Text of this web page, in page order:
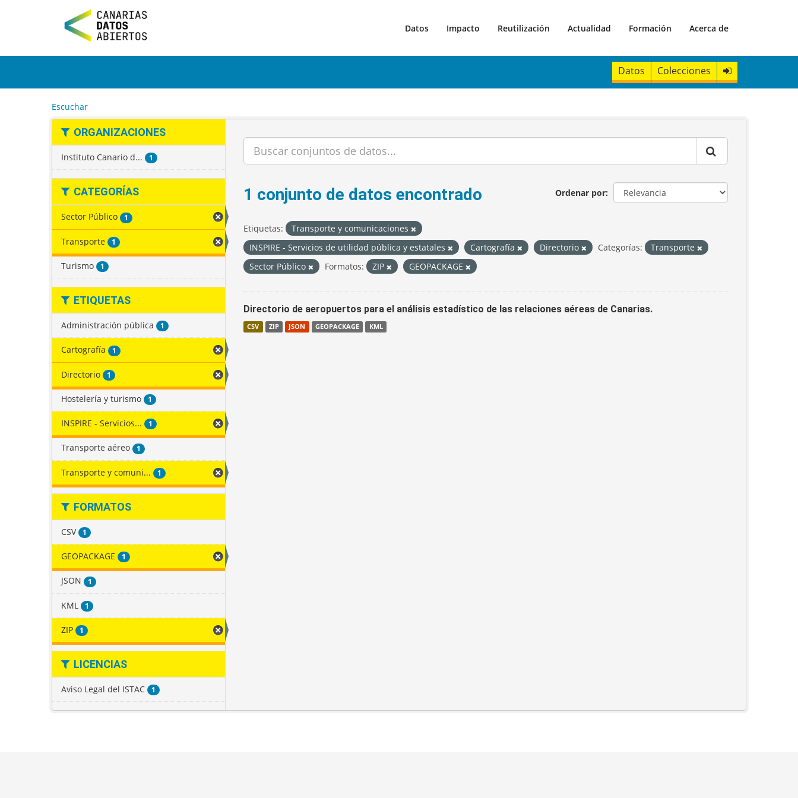
t
Datos Impacto Reutilización Actualidad Formación Acerca de
Datos Colecciones
Escuchar
ORGANIZACIONES
Instituto Canario d... 1
CATEGORÍAS
Sector Público 1
Transporte 1
Turismo 1
ETIQUETAS
Administración pública 1
Cartografía 1
Directorio 1
Hostelería y turismo 1
INSPIRE - Servicios... 1
Transporte aéreo 1
Transporte y comuni... 1
FORMATOS
CSV 1
GEOPACKAGE 1
JSON 1
KML 1
ZIP 1
LICENCIAS
Aviso Legal del ISTAC 1
Ordenar por
1 conjunto de datos encontrado
Etiquetas:
Transporte y comunicaciones
INSPIRE - Servicios de utilidad pública y estatales
Cartografía Directorio Categorías:
Transporte
Sector Público
Formatos: ZIP GEOPACKAGE
Directorio de aeropuertos para el análisis estadístico de las relaciones aéreas de Canarias.
CSV ZIP JSON GEOPACKAGE KML